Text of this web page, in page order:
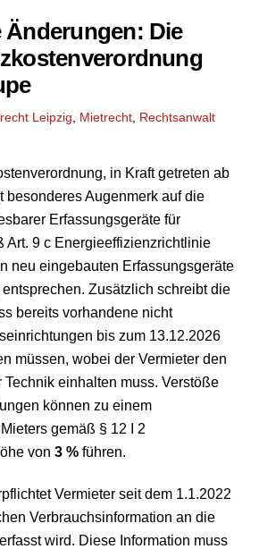
Die
Leipzig, Mietrecht, Rechtsanwalt
in Kraft getreten ab
besonderes Augenmerk auf die
Erfassungsgeräte für
Art. 9 c Energieeffizienzrichtlinie
neu eingebauten Erfassungsgeräte
Zusätzlich schreibt die
bereits vorhandene nicht
bis zum 13.12.2026
müssen, wobei der Vermieter den
einhalten muss. Verstöße
können zu einem
gemäß § 12 I 2
von3 % führen.
Vermieter seit dem 1.1.2022
Verbrauchsinformation an die
wird. Diese Information muss